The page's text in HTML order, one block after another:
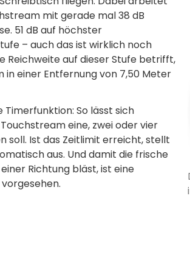
mit gerade mal 38 dB
51 dB auf höchster
– auch das ist wirklich noch
Reichweite auf dieser Stufe betrifft,
in einer Entfernung von 7,50 Meter
So lässt sich
eine, zwei oder vier
soll. Ist das Zeitlimit erreicht, stellt
aus. Und damit die frische
Richtung­ bläst, ist eine